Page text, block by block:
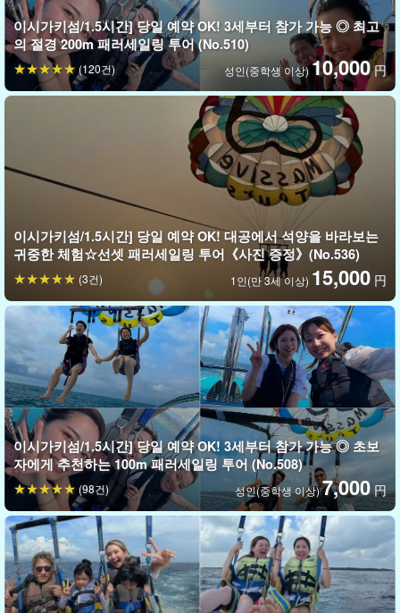
이 도전해 보세요!
⬇︎ 100m 코스는 여기 ⬇︎
이시가키섬/1.5시간] 당일 예약 OK! 3세부터 참가 가능
◎ 초보자에게 추천하는 100m 패러세일링 투어
開始時間：8:00 / 10:00 / 12:00 / 14:00 / 16:00
필요한 시간약 1시간 30분
7,000엔
⬇︎ 200m 코스는 여기 ⬇︎
이시가키섬/1.5시간] 당일 예약 OK! 3세부터 참가 가능
◎ 최고의 절경 200m 패러세일링 투어 (No.510)
開始時間：8:00 / 10:00 / 12:00 / 14:00 / 16:00
10,000엔
이시가키섬/1.5시간] 당일 예약 OK! 3세부터 참가 가능 ◎ 최고
의 절경 200m 패러세일링 투어 (No.510)
성인(중학생 이상)10,000 円
(120건)
이시가키섬/1.5시간] 당일 예약 OK! 대공에서 석양을 바라보는
귀중한 체험☆선셋 패러세일링 투어《사진 증정》(No.536)
1인(만 3세 이상) 15,000 円
(3건)
이시가키섬/1.5시간] 당일 예약 OK! 3세부터 참가 가능 ◎ 초보
자에게 추천하는 100m 패러세일링 투어 (No.508)
성인(중학생 이상)7,000 円
(98건)